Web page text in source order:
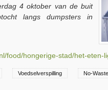
4 oktober van de buit
langs dumpsters in
food/hongerige-stad/het-eten-
Voedselverspilling No-